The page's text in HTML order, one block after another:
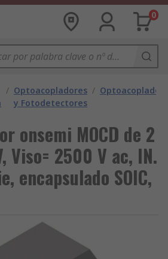
0
/ Optoacopladores
y Fotodetectores
/
onsemi MOCD de 2
Viso= 2500 V ac, IN.
encapsulado SOIC,